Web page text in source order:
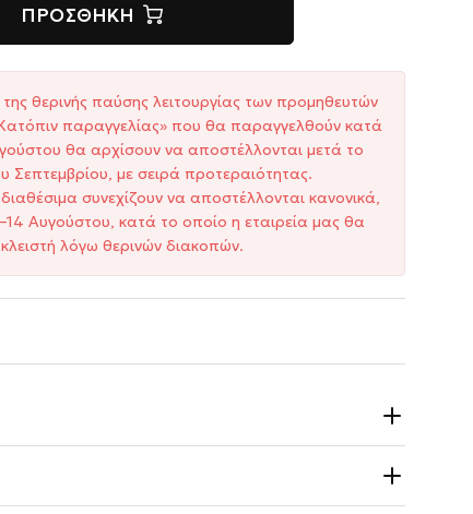
ΠΡΟΣΘΉΚΗ
θερινής παύσης λειτουργίας των προμηθευτών
παραγγελίας» που θα παραγγελθούν κατά
θα αρχίσουν να αποστέλλονται μετά το
Σεπτεμβρίου, με σειρά προτεραιότητας.
συνεχίζουν να αποστέλλονται κανονικά,
Αυγούστου, κατά το οποίο η εταιρεία μας θα
λόγω θερινών διακοπών.